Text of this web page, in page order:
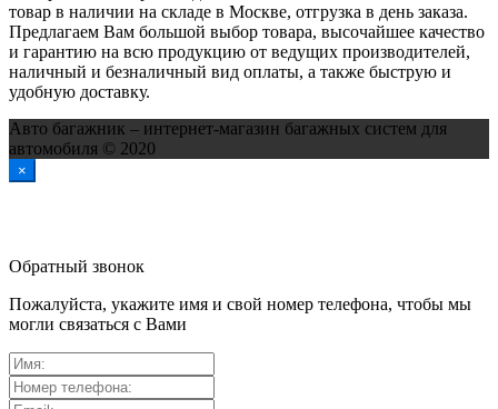
товар в наличии на складе в Москве, отгрузка в день заказа.
Предлагаем Вам большой выбор товара, высочайшее качество
и гарантию на всю продукцию от ведущих производителей,
наличный и безналичный вид оплаты, а также быструю и
удобную доставку.
Авто багажник – интернет-магазин багажных систем для
автомобиля © 2020
×
Обратный звонок
Пожалуйста, укажите имя и свой номер телефона, чтобы мы
могли связаться с Вами